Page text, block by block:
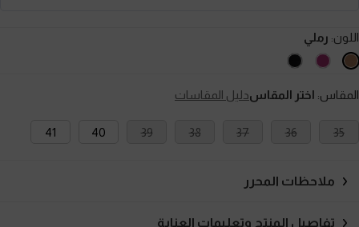
اللون: رملي
المقاس: اختر المقاسدليل المقاسات
35
36
37
38
39
40
41
ملاحظات المحرر
تفاصيل المنتج وتعليمات العناية